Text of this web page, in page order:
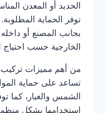
الحديد أو المعدن
توفر الحماية
بجانب المصنع أو
الخارجية حسب
من أهم مميزات تركيب
تساعد على حماية
الشمس والغبار، كما
استخدامها بشكل